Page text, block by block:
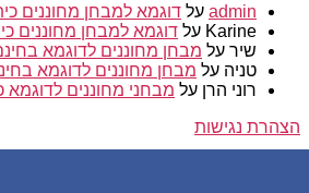
admin על דוגמא למבחן מחוננים
Karine על דוגמא למבחן מחוננים
שיר על מבחן מחוננים לדוגמא
טניה על מבחן מחוננים לדוגמא
רוני הרן על מבחני מחוננים לדוגמא
הצהרת נגישות